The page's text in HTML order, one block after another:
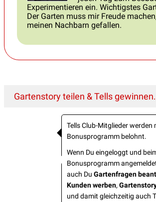
Experimentieren ein. Wichtigstes
Der Garten muss mir Freude
meinen Nachbarn gefallen.
Gartenstory teilen & Tells
Tells Club-Mitglieder werden
Bonusprogramm belohnt.
Wenn Du eingeloggt und
Bonusprogramm
auch Du Gartenfragen
Kunden werben,
und damit gleichzeitig auch